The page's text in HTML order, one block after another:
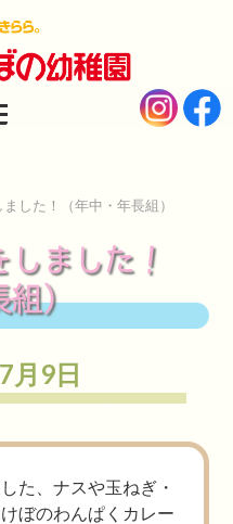
稚園
した！（年中・年長組）
ました！
組）
月9日
ぼのわんぱくカレー